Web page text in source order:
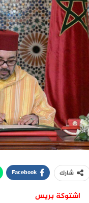
شارك Facebook
اشتوكة بريس